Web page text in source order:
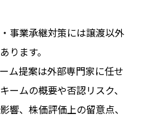
事業承継対策には譲渡以外
ります。
ム提案は外部専門家に任せ
ームの概要や否認リスク、
響、株価評価上の留意点、